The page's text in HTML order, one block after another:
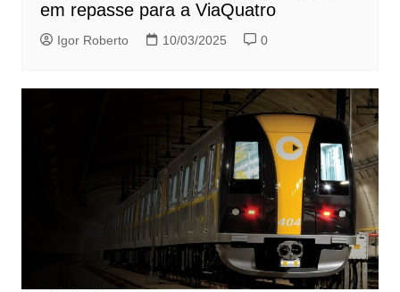
em repasse para a ViaQuatro
Igor Roberto 10/03/2025 0